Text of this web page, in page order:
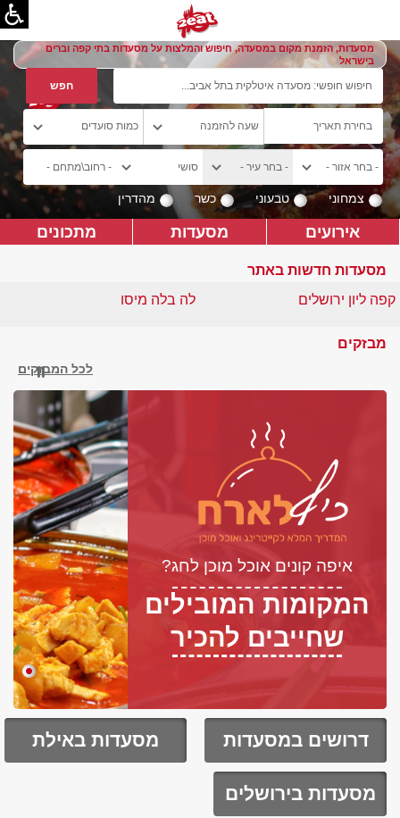
מסעדות, הזמנת מקום במסעדה, חיפוש והמלצות על מסעדות בתי קפה וברים
בישראל
צמחוני טבעוני כשר מהדרין
אירועים מסעדות מתכונים
מסעדות חדשות באתר
לה בלה מיסו
קפה ליון ירושלים
מבזקים
לכל המבזקים
איפה קונים אוכל מוכן לחג?
המקומות המובילים
שחייבים להכיר
דרושים במסעדות מסעדות באילת
מסעדות בירושלים